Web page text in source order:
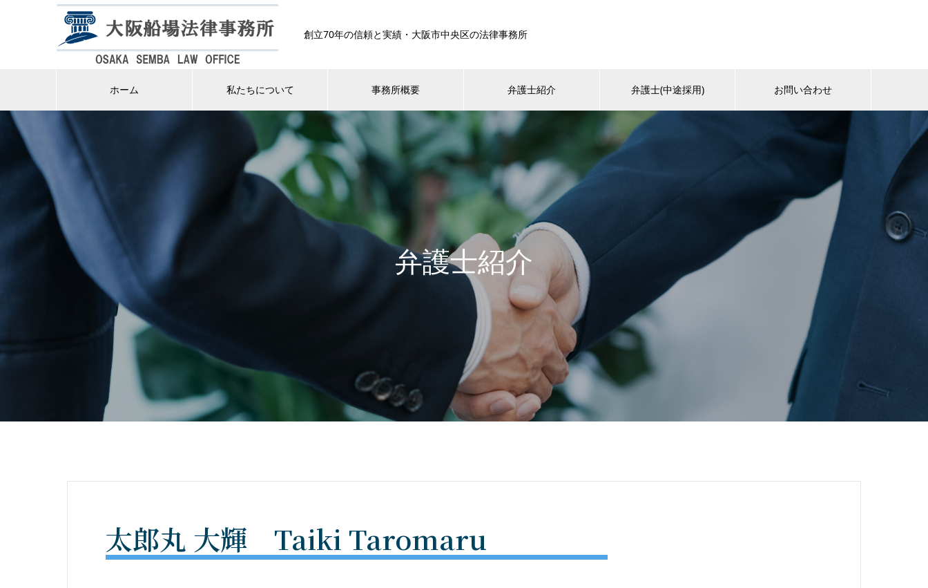
創立70年の信頼と実績・大阪市中央区の法律事務所
ホーム 私たちについて 事務所概要 弁護士紹介 弁護士(中途採用) お問い合わせ
弁護士紹介
太郎丸 大輝 Taiki Taromaru